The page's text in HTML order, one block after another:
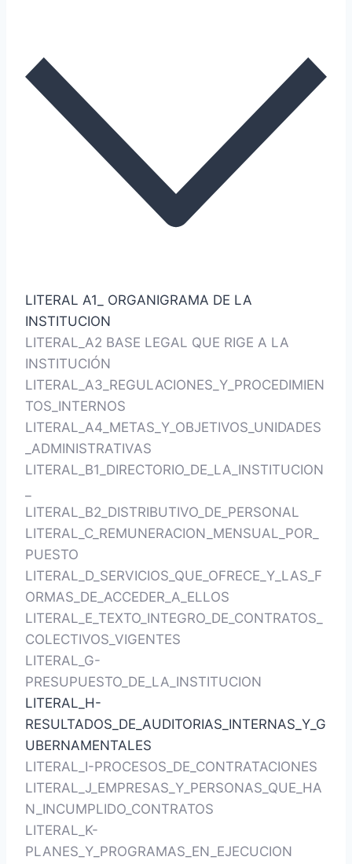
LITERAL A1_ ORGANIGRAMA DE LA
INSTITUCION
LITERAL_A2 BASE LEGAL QUE RIGE A LA
INSTITUCIÓN
LITERAL_A3_REGULACIONES_Y_PROCEDIMIEN
TOS_INTERNOS
LITERAL_A4_METAS_Y_OBJETIVOS_UNIDADES
_ADMINISTRATIVAS
LITERAL_B1_DIRECTORIO_DE_LA_INSTITUCION
LITERAL_B2_DISTRIBUTIVO_DE_PERSONAL
LITERAL_C_REMUNERACION_MENSUAL_POR_
PUESTO
LITERAL_D_SERVICIOS_QUE_OFRECE_Y_LAS_F
ORMAS_DE_ACCEDER_A_ELLOS
LITERAL_E_TEXTO_INTEGRO_DE_CONTRATOS_
COLECTIVOS_VIGENTES
LITERAL_G-
PRESUPUESTO_DE_LA_INSTITUCION
LITERAL_H-
RESULTADOS_DE_AUDITORIAS_INTERNAS_Y_G
UBERNAMENTALES
LITERAL_I-PROCESOS_DE_CONTRATACIONES
LITERAL_J_EMPRESAS_Y_PERSONAS_QUE_HA
N_INCUMPLIDO_CONTRATOS
LITERAL_K-
PLANES_Y_PROGRAMAS_EN_EJECUCION